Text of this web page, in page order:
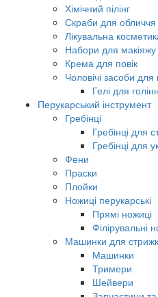
Хімічний пілінг
Скраби для обличчя
Лікувальна
Набори для макіяжу
Крема для повік
Чоловічі засоби для
Гелі для
Перукарський інструмент
Гребінці
Гребінці для
Гребінці для
Фени
Праски
Плойки
Ножиці перукарські
Прямі ножиці
Філірувальні
Машинки для
Машинки
Тримери
Шейвери